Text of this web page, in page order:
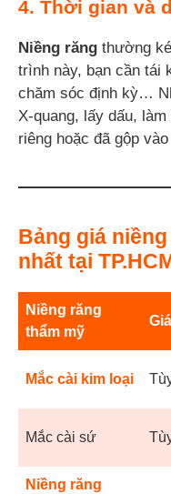
4. Thời gian và
Niềng răng thường
trình này, bạn cần tái
chăm sóc định kỳ…
X-quang, lấy dấu,
riêng hoặc đã gộp
Bảng giá
nhất tại
Niềng răng
thẩm mỹ
Mắc cài kim loại
Mắc cài sứ
Niềng răng